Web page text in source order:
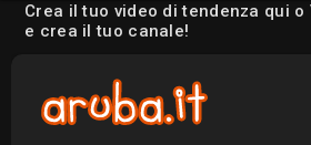
Crea il tuo video di tendenza qui o
e crea il tuo canale!